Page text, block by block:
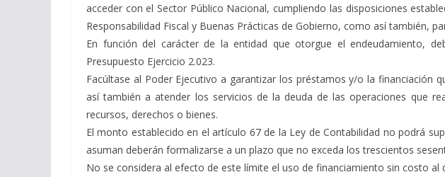
acceder con el Sector Público Nacional, cumpliendo las disposiciones
Responsabilidad Fiscal y Buenas Prácticas de Gobierno, como así también,
En función del carácter de la entidad que otorgue el endeudamiento,
Presupuesto Ejercicio 2.023.
Facúltase al Poder Ejecutivo a garantizar los préstamos y/o la financiación
así también a atender los servicios de la deuda de las operaciones que
recursos, derechos o bienes.
El monto establecido en el artículo 67 de la Ley de Contabilidad no podrá
asuman deberán formalizarse a un plazo que no exceda los trescientos
No se considera al efecto de este límite el uso de financiamiento sin costo